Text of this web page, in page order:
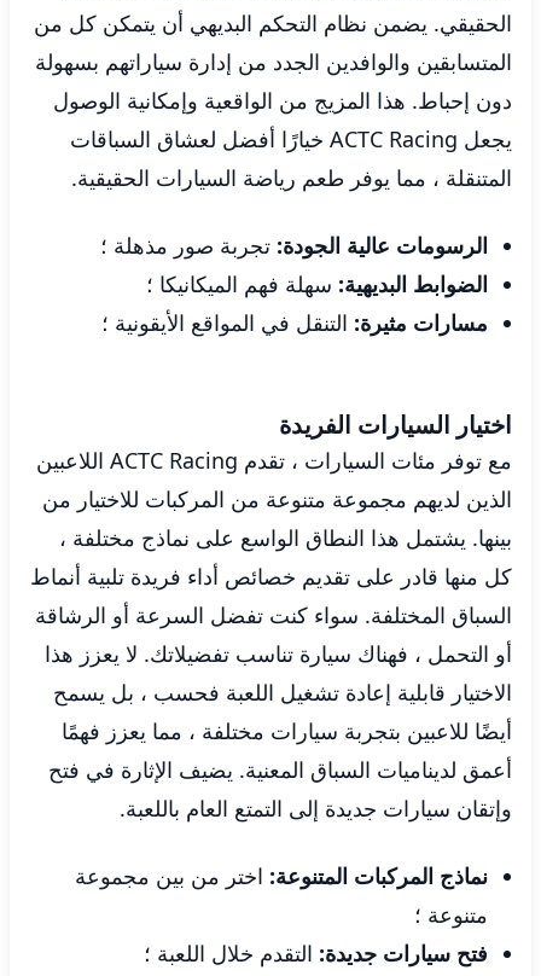
الحقيقي. يضمن نظام التحكم البديهي أن يتمكن كل من
المتسابقين والوافدين الجدد من إدارة سياراتهم بسهولة
دون إحباط. هذا المزيج من الواقعية وإمكانية الوصول
يجعل ACTC Racing خيارًا أفضل لعشاق السباقات
المتنقلة ، مما يوفر طعم رياضة السيارات الحقيقية.
الرسومات عالية الجودة: تجربة صور مذهلة ؛
الضوابط البديهية: سهلة فهم الميكانيكا ؛
مسارات مثيرة: التنقل في المواقع الأيقونية ؛
اختيار السيارات الفريدة
مع توفر مئات السيارات ، تقدم ACTC Racing اللاعبين
الذين لديهم مجموعة متنوعة من المركبات للاختيار من
بينها. يشتمل هذا النطاق الواسع على نماذج مختلفة ،
كل منها قادر على تقديم خصائص أداء فريدة تلبية أنماط
السباق المختلفة. سواء كنت تفضل السرعة أو الرشاقة
أو التحمل ، فهناك سيارة تناسب تفضيلاتك. لا يعزز هذا
الاختيار قابلية إعادة تشغيل اللعبة فحسب ، بل يسمح
أيضًا للاعبين بتجربة سيارات مختلفة ، مما يعزز فهمًا
أعمق لديناميات السباق المعنية. يضيف الإثارة في فتح
وإتقان سيارات جديدة إلى التمتع العام باللعبة.
نماذج المركبات المتنوعة: اختر من بين مجموعة
متنوعة ؛
فتح سيارات جديدة: التقدم خلال اللعبة ؛